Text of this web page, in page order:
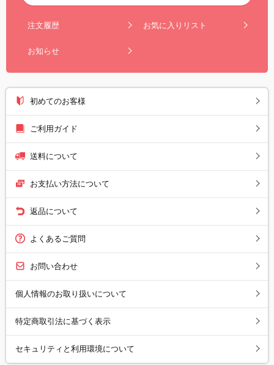
注文履歴 お気に入りリスト
お知らせ
初めてのお客様
ご利用ガイド
送料について
お支払い方法について
返品について
よくあるご質問
お問い合わせ
個人情報のお取り扱いについて
特定商取引法に基づく表示
セキュリティと利用環境について